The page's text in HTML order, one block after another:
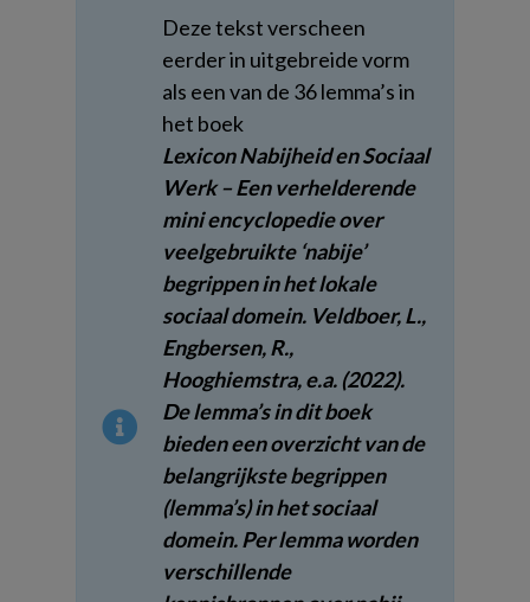
Deze tekst verscheen
eerder in uitgebreide vorm
als een van de 36 lemma’s in
het boek
Lexicon Nabijheid en Sociaal
Werk – Een verhelderende
mini encyclopedie over
veelgebruikte ‘nabije’
begrippen in het lokale
sociaal domein. Veldboer, L.,
Engbersen, R.,
Hooghiemstra, e.a. (2022).
De lemma’s in dit boek
bieden een overzicht van de
belangrijkste begrippen
(lemma’s) in het sociaal
domein. Per lemma worden
verschillende